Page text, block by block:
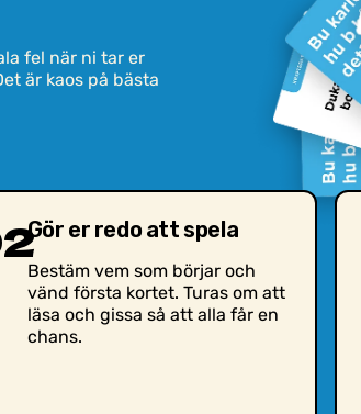
fel när ni tar er
är kaos på bästa
Gör er redo att spela
Bestäm vem som börjar och
vänd första kortet. Turas om att
läsa och gissa så att alla får en
chans.